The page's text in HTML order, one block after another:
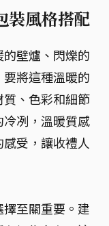
裝風格搭配
壁爐、閃爍的
將這種溫暖的
、色彩和細節
冽，溫暖質感
受，讓收禮人
至關重要。建